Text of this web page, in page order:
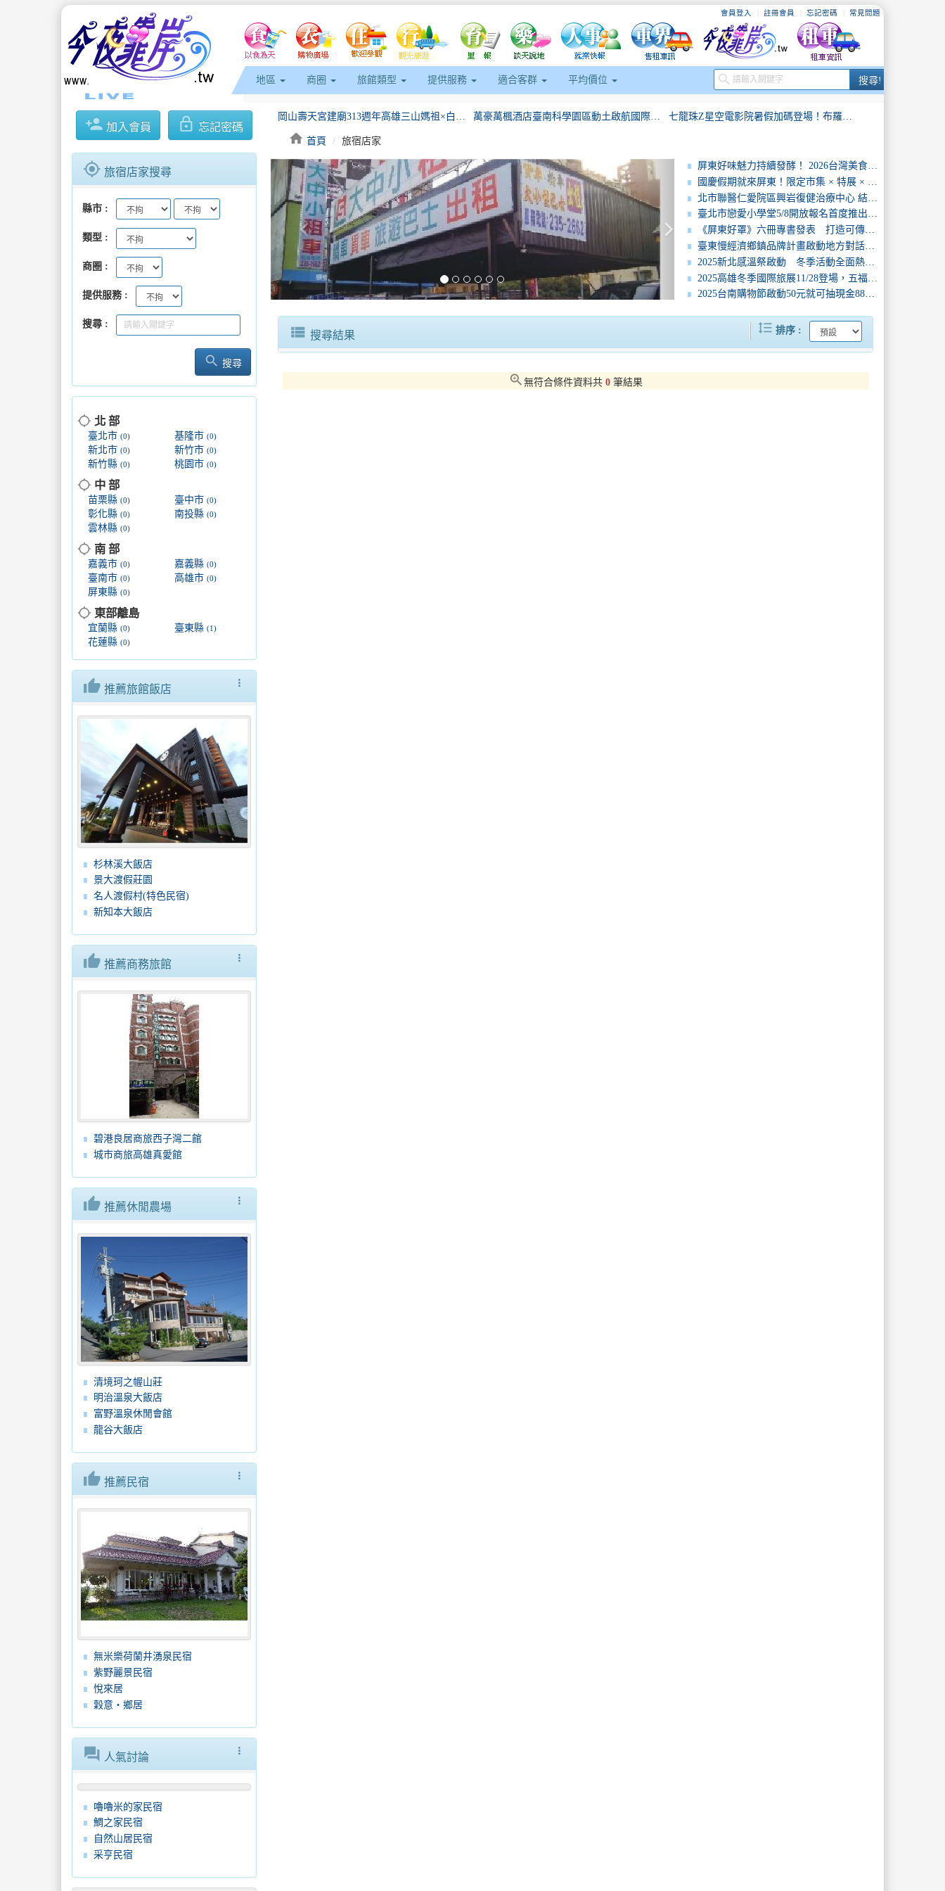
會員登入 註冊會員 忘記密碼 常見問題
地區 商圈 旅館類型 提供服務 適合客群 平均價位
搜
尋
search 搜尋!
person_add 加入會員 lock_outline 忘記密碼
gps_fixed 旅宿店家搜尋
縣市
類型
商圈
提供服務
搜尋
search 搜尋
location_searching 北 部
臺北市 (0) 基隆市(0)
新北市 (0) 新竹市(0)
新竹縣 (0) 桃園市(0)
location_searching 中 部
苗栗縣 (0) 臺中市(0)
彰化縣 (0) 南投縣(0)
雲林縣 (0)
location_searching 南 部
嘉義市 (0) 嘉義縣(0)
臺南市 (0) 高雄市(0)
屏東縣 (0)
location_searching 東部離島
宜蘭縣 (0) 臺東縣(1)
花蓮縣 (0)
more_vert
thumb_up 推薦旅館飯店
杉林溪大飯店
景大渡假莊園
名人渡假村(特色民宿)
新知本大飯店
more_vert
thumb_up 推薦商務旅館
碧港良居商旅西子灣二館
城市商旅高雄真愛館
more_vert
thumb_up 推薦休閒農場
清境珂之幄山莊
明治溫泉大飯店
富野溫泉休閒會館
龍谷大飯店
more_vert
thumb_up 推薦民宿
無米樂荷蘭井湧泉民宿
紫野麗景民宿
悅來居
穀意‧鄉居
more_vert
forum 人氣討論
嚕嚕米的家民宿
鯛之家民宿
自然山居民宿
采亨民宿
岡山壽天宮建廟313週年高雄三山媽祖×白沙屯媽祖首次聯袂岡山賜福高市府推出媽祖平安券歡迎進香信眾 萬豪萬楓酒店臺南科學園區動土啟航國際品牌插旗善化帶動臺南觀光與產業新動能 七龍珠Z星空電影院暑假加碼登場！布羅利劇場版7月21日18時15分免費放映 限量發送1,000支《七龍珠Z》主題透扇
臺北市持續打造穆斯林友善環境再輔導15家業者取得穆斯林友善認證推動成果屢獲國際肯定！ 迷途旅客人生地不熟馬警即時關懷協助安置
《屏東好罩》六冊專書發表 打造可傳承的長照治理經驗 黃敏惠市長表揚126位農業典範！見證嘉義農業堅實成果
「布想長大-偶想回家」竹縣動保所3月18日為8隻布偶貓找新家 西嶼警攜手民宿業者反毒駕、反酒駕共築安全旅遊環境
岡山壽天宮建廟313週年高雄三山媽祖×白沙屯媽祖首次聯袂岡山賜福高市府推出媽祖平安券歡迎進香信眾 萬豪萬楓酒店臺南科學園區動土啟航國際品牌插旗善化帶動臺南觀光與產業新動能 七龍珠Z星空電影院暑假加碼登場！布羅利劇場版7月21日18時15分免費放映 限量發送1,000支《七龍珠Z》主題透扇
不讓憾事發生!中二警成功尋獲中年失意男 落實駐地安全、傳遞臺灣人情溫度延平警暖助環臺外籍客
home 首頁 旅宿店家
keyboard_arrow_left keyboard_arrow_right
屏東好味魅力持續發酵！ 2026台灣美食展屏東館圓滿落幕 展現南國品牌力
國慶假期就來屏東！限定市集 × 特展 × 私房景點全攻略
北市聯醫仁愛院區興岩復健治療中心 結合專業軟硬體設施 打造居民最優質的醫療環境
臺北市戀愛小學堂5/8開放報名首度推出平日下班交友結婚送海島蜜月禮
《屏東好罩》六冊專書發表 打造可傳承的長照治理經驗
臺東慢經濟鄉鎮品牌計畫啟動地方對話三場論壇繪出永續藍圖
2025新北感溫祭啟動 冬季活動全面熱鬧登場
2025高雄冬季國際旅展11/28登場，五福旅遊推出高雄出發強檔優惠
2025台南購物節啟動50元就可抽現金88萬及百萬名車大獎
format_line_spacing 排序
view_list 搜尋結果
zoom_in 無符合條件資料共 0筆結果